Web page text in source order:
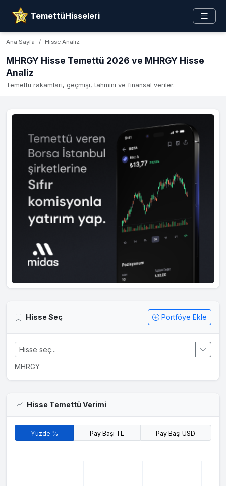
TemettüHisseleri
Ana Sayfa Hisse Analiz
MHRGY Hisse Temettü 2026 ve MHRGY Hisse
Analiz
Temettü rakamları, geçmişi, tahmini ve finansal veriler.
Hisse Seç Portföye Ekle
MHRGY
Hisse Temettü Verimi
Yüzde % Pay Başı TL Pay Başı USD